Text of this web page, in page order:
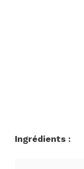
Ingrédients :